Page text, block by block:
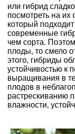
или гибрид
посмотреть на их
который
современные
чем сорта.
плоды, то смело
этого, гибриды
устойчивостью к
выращивания в
плодов в
растрескиванию
влажности,